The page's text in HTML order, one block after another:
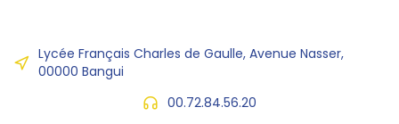
Lycée Français Charles de Gaulle, Avenue Nasser,
00000 Bangui
00.72.84.56.20